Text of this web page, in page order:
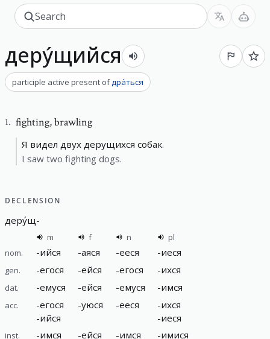
деру́щийся
participle active present ofдра́ться
1. fighting,brawling
Я видел двух дерущихся собак.
I saw two fighting dogs.
DECLENSION
деру́щ-
m f n
pl
nom.
-ийся -аяся -ееся -иеся
gen. -егося -ейся -егося -ихся
dat. -емуся -ейся -емуся -имся
acc. -егося
-ийся
-уюся -ееся -ихся
-иеся
inst. -имся -ейся
-имся -имися